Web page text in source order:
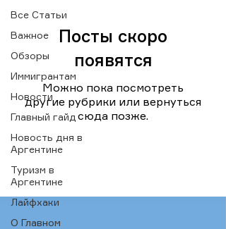
Все Статьи
Важное
Обзоры
Иммигрантам
Новости
Главный гайд
Новость дня в
Аргентине
Туризм в
Аргентине
Лайфхаки
О Главном
Посты скоро
появятся
Можно пока посмотреть
другие рубрики или вернуться
сюда позже.